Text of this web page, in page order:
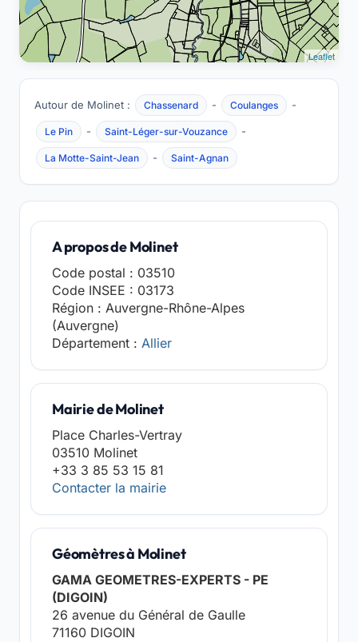
Leaflet
Autour de Molinet : Chassenard - Coulanges -
Le Pin - Saint-Léger-sur-Vouzance -
La Motte-Saint-Jean - Saint-Agnan
A propos de Molinet
Code postal : 03510
Code INSEE : 03173
Région : Auvergne-Rhône-Alpes
(Auvergne)
Département : Allier
Mairie de Molinet
Place Charles-Vertray
03510 Molinet
+33 3 85 53 15 81
Contacter la mairie
Géomètres à Molinet
GAMA GEOMETRES-EXPERTS - PE
(DIGOIN)
26 avenue du Général de Gaulle
71160 DIGOIN